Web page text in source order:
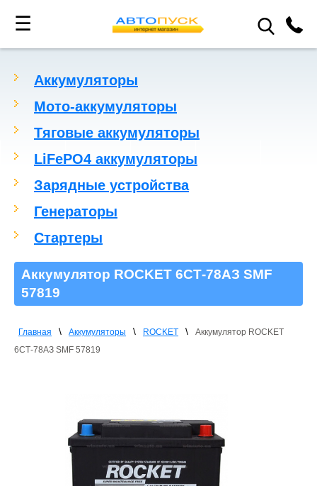
☰
Аккумуляторы
Мото-аккумуляторы
Тяговые аккумуляторы
LiFePO4 аккумуляторы
Зарядные устройства
Генераторы
Стартеры
Аккумулятор ROCKET 6СТ-78АЗ SMF
57819
Главная \ Аккумуляторы \ ROCKET \
Аккумулятор ROCKET
6СТ-78АЗ SMF 57819